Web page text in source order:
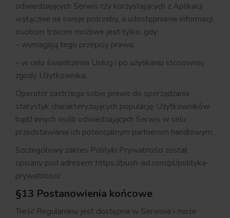
odwiedzających Serwis czy korzystających z Aplikacji
wyłącznie na swoje potrzeby, a udostępnianie informacji
osobom trzecim możliwe jest tylko, gdy:
– wymagają tego przepisy prawa;
– w celu świadczenia Usług i po uzyskaniu stosownej
zgody Użytkownika;
Operator zastrzega sobie prawo do sporządzania
statystyk charakteryzujących populację Użytkowników
bądź innych osób odwiedzających Serwis w celu
przedstawiania ich potencjalnym partnerom handlowym.
Szczegółowy zakres Polityki Prywatności został
opisany pod adresem: https://push-ad.com/pl/polityka-
prywatnosci/ .
§13 Postanowienia końcowe
Treść Regulaminu jest dostępna w Serwisie i może